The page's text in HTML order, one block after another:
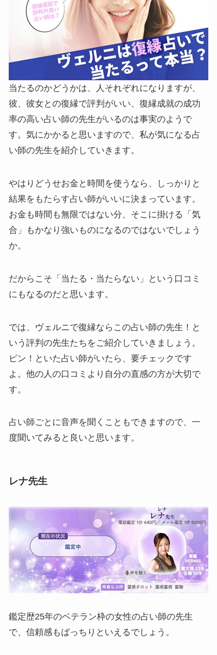
当たるのかどうかは、人それぞれになりますが、
彼、彼女との復縁で評判がいい、復縁成就の成功
率の高い占い師の先生がいるのは事実のようで
す。気にかかると思いますので、私が気になる占
い師の先生を紹介していきます。
やはりどうせお金と時間を使うなら、しっかりと
結果をもたらす占い師がいいに決まっています。
お金も時間も無限ではない分、そこに掛ける「気
合」もかなり強いものになるのではないでしょう
か。
だからこそ「当たる・当たらない」という口コミ
にもなるのだと思います。
では、ヴェルニで復縁ならこの占い師の先生！と
いう評判の先生たちをご紹介していきましょう。
ピン！といた占い師がいたら、要チェックです
よ。他の人の口コミより自分の直感の方が大切で
す。
占い師ごとに音声を聞くこともできますので、一
度聞いてみると良いと思います。
レナ先生
鑑定歴25年のベテラン枠の女性の占い師の先生
で、信頼感もばっちりといえるでしょう。